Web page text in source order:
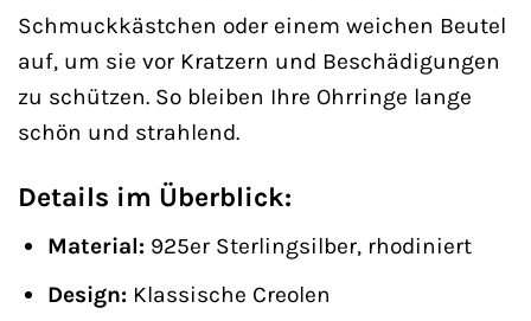
Schmuckkästchen oder einem weichen Beutel
auf, um sie vor Kratzern und Beschädigungen
zu schützen. So bleiben Ihre Ohrringe lange
schön und strahlend.
Details im Überblick:
Material:925er Sterlingsilber, rhodiniert
Design:Klassische Creolen